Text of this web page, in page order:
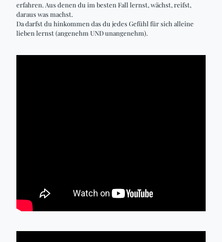
erfahren. Aus denen du im besten Fall lernst, wächst, reifst,
daraus was machst.
Da darfst du hinkommen das du jedes Gefühl für sich alleine
lieben lernst (angenehm UND unangenehm).